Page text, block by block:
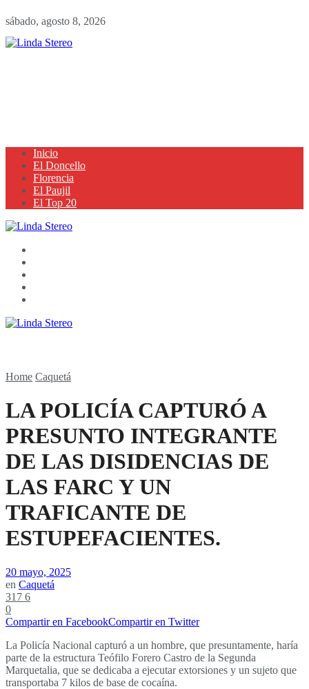
sábado, agosto 8, 2026
Inicio
El Doncello
Florencia
El Paujil
El Top 20
Home Caquetá
LA POLICÍA CAPTURÓ A
PRESUNTO INTEGRANTE
DE LAS DISIDENCIAS DE
LAS FARC Y UN
TRAFICANTE DE
ESTUPEFACIENTES.
20 mayo, 2025
en Caquetá
317 6
0
Compartir en FacebookCompartir en Twitter
La Policía Nacional capturó a un hombre, que presuntamente, haría
parte de la estructura Teófilo Forero Castro de la Segunda
Marquetalia, que se dedicaba a ejecutar extorsiones y un sujeto que
transportaba 7 kilos de base de cocaína.